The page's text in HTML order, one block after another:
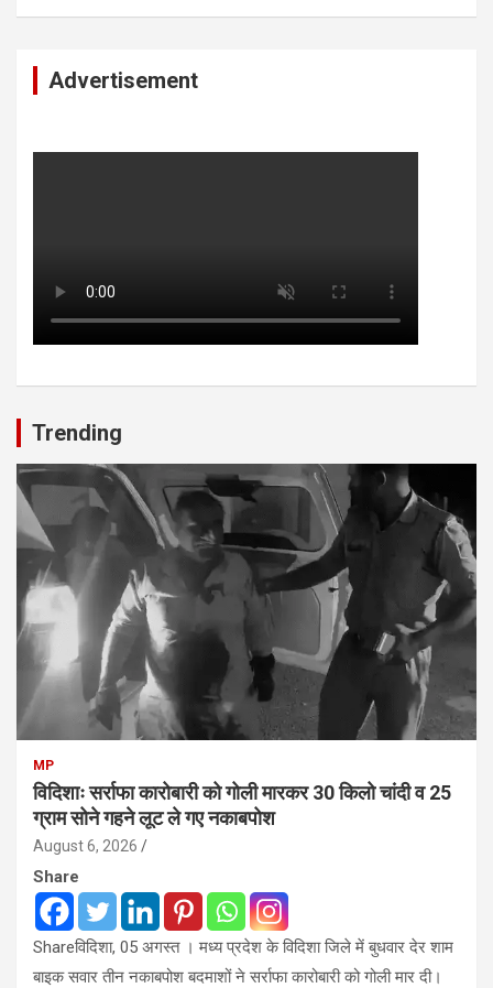
Advertisement
Trending
MP
विदिशाः सर्राफा कारोबारी को गोली मारकर 30 किलो चांदी व 25
ग्राम सोने गहने लूट ले गए नकाबपोश
August 6, 2026
Share
Shareविदिशा, 05 अगस्त । मध्य प्रदेश के विदिशा जिले में बुधवार देर शाम
बाइक सवार तीन नकाबपोश बदमाशों ने सर्राफा कारोबारी को गोली मार दी।